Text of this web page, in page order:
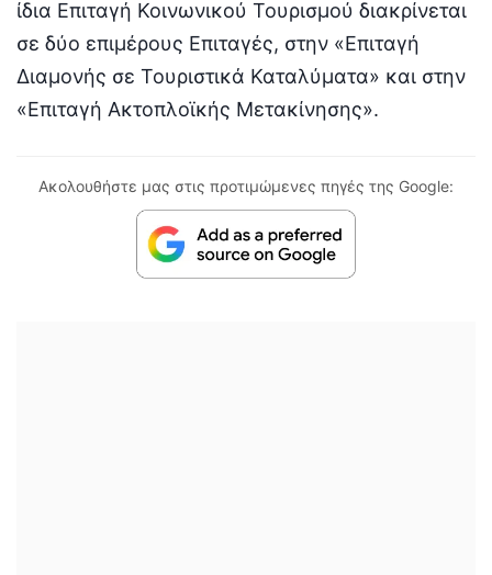
ίδια Επιταγή Κοινωνικού Τουρισμού διακρίνεται
σε δύο επιμέρους Επιταγές, στην «Επιταγή
Διαμονής σε Τουριστικά Καταλύματα» και στην
«Επιταγή Ακτοπλοϊκής Μετακίνησης».
Ακολουθήστε μας στις προτιμώμενες πηγές της Google: